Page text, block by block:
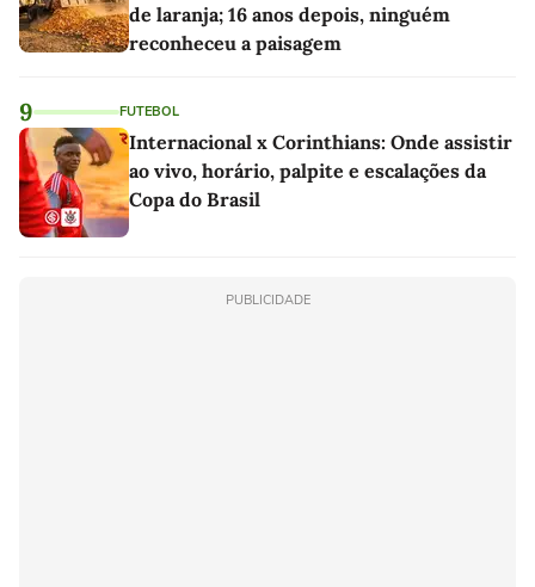
de laranja; 16 anos depois, ninguém
reconheceu a paisagem
9 FUTEBOL
Internacional x Corinthians: Onde assistir
ao vivo, horário, palpite e escalações da
Copa do Brasil
PUBLICIDADE